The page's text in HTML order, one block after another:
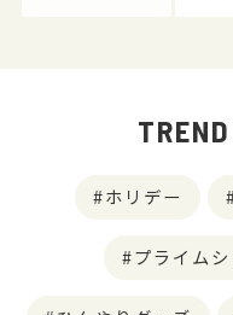
ホリデー
プライム